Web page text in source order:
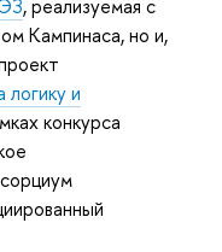
, реализуемая с
Кампинаса, но и,
логику и
конкурса